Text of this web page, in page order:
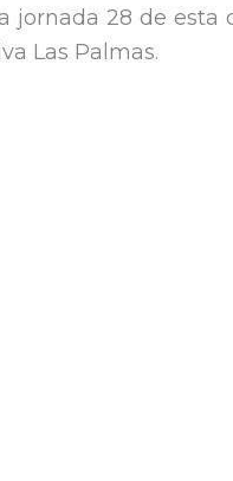
jornada 28 de
Las Palmas.